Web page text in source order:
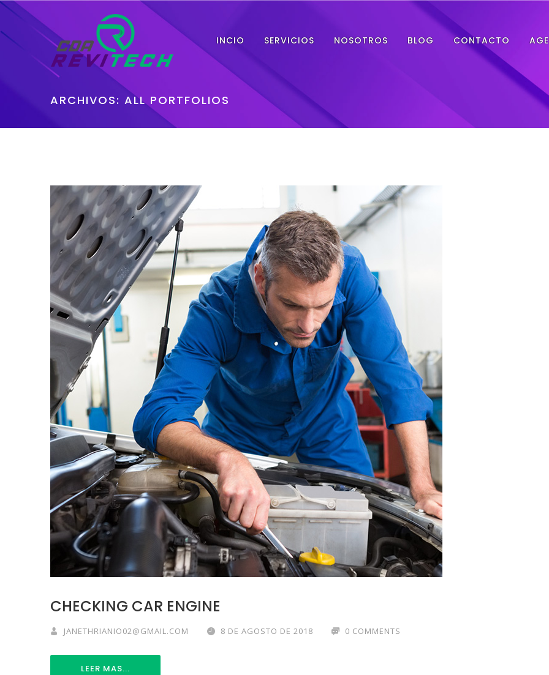
INCIO SERVICIOS NOSOTROS BLOG CONTACTO
ARCHIVOS: ALL PORTFOLIOS
CHECKING CAR ENGINE
JANETHRIANIO02@GMAIL.COM 8 DE AGOSTO DE 2018 0 COMMENTS
LEER MAS...